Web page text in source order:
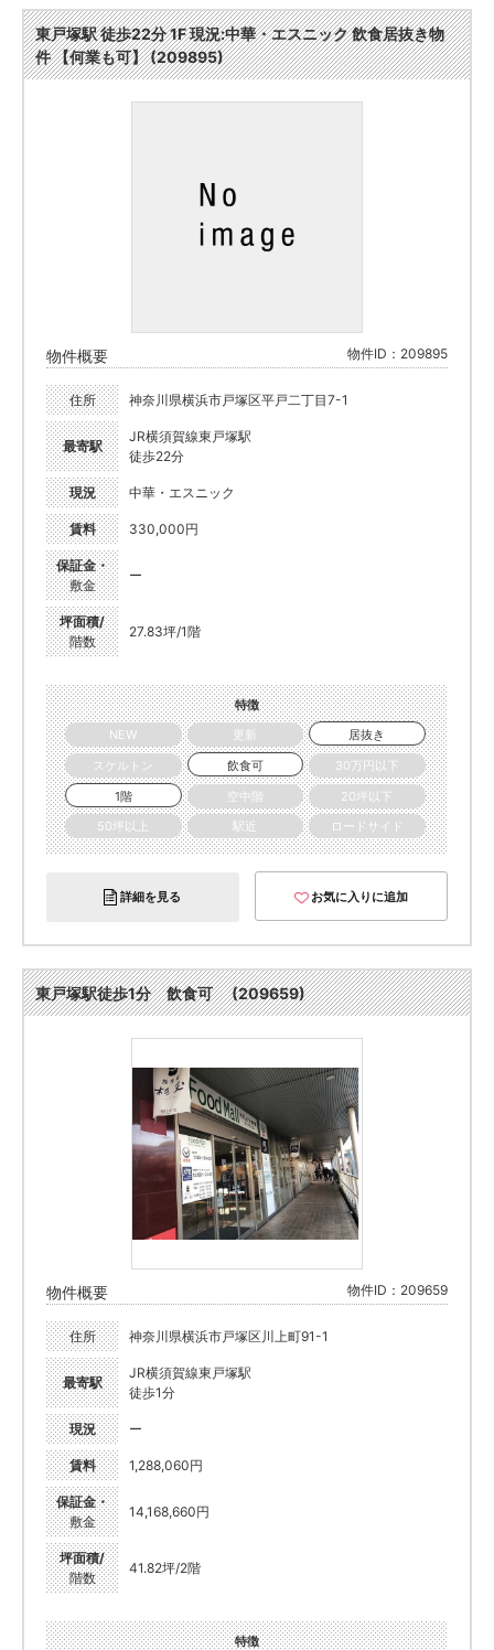
東戸塚駅 徒歩22分 1F 現況:中華・エスニック 飲食居抜き物
件 【何業も可】 (209895)
物件概要 物件ID：209895
住所 神奈川県横浜市戸塚区平戸二丁目7-1
最寄駅
JR横須賀線東戸塚駅
徒歩22分
現況 中華・エスニック
賃料 330,000円
保証金・
敷金
ー
坪面積/
階数
27.83坪/1階
特徴
NEW
更新
居抜き
スケルトン
飲食可
30万円以下
1階
空中階
20坪以下
50坪以上
駅近 ロードサイド
詳細を見る お気に入りに追加
東戸塚駅徒歩1分 飲食可 (209659)
物件概要 物件ID：209659
住所 神奈川県横浜市戸塚区川上町91-1
最寄駅
JR横須賀線東戸塚駅
徒歩1分
現況 ー
賃料 1,288,060円
保証金・
敷金
14,168,660円
坪面積/
階数
41.82坪/2階
特徴